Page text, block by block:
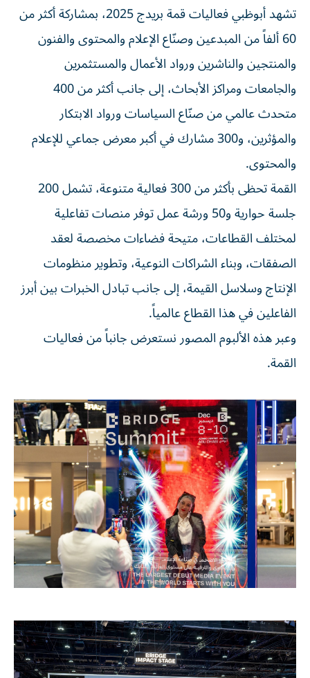
تشهد أبوظبي فعاليات قمة بريدج 2025، بمشاركة أكثر من
60 ألفاً من المبدعين وصنّاع الإعلام والمحتوى والفنون
والمنتجين والناشرين ورواد الأعمال والمستثمرين
والجامعات ومراكز الأبحاث، إلى جانب أكثر من 400
متحدث عالمي من صنّاع السياسات ورواد الابتكار
والمؤثرين، و300 مشارك في أكبر معرض جماعي للإعلام
والمحتوى.
القمة تحظى بأكثر من 300 فعالية متنوعة، تشمل 200
جلسة حوارية و50 ورشة عمل توفر منصات تفاعلية
لمختلف القطاعات، متيحة فضاءات مخصصة لعقد
الصفقات، وبناء الشراكات النوعية، وتطوير منظومات
الإنتاج وسلاسل القيمة، إلى جانب تبادل الخبرات بين أبرز
الفاعلين في هذا القطاع عالمياً.
وعبر هذه الألبوم المصور نستعرض جانباً من فعاليات
القمة.